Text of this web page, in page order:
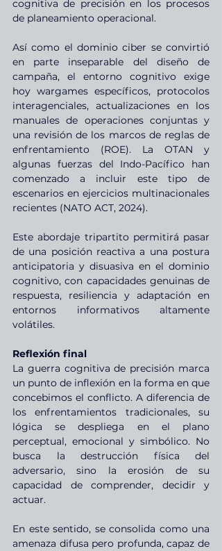
cognitiva de precisión en los procesos
de planeamiento operacional.
Así como el dominio ciber se convirtió
en parte inseparable del diseño de
campaña, el entorno cognitivo exige
hoy wargames específicos, protocolos
interagenciales, actualizaciones en los
manuales de operaciones conjuntas y
una revisión de los marcos de reglas de
enfrentamiento (ROE). La OTAN y
algunas fuerzas del Indo-Pacífico han
comenzado a incluir este tipo de
escenarios en ejercicios multinacionales
recientes (NATO ACT, 2024).
Este abordaje tripartito permitirá pasar
de una posición reactiva a una postura
anticipatoria y disuasiva en el dominio
cognitivo, con capacidades genuinas de
respuesta, resiliencia y adaptación en
entornos informativos altamente
volátiles.
Reflexión final
La guerra cognitiva de precisión marca
un punto de inflexión en la forma en que
concebimos el conflicto. A diferencia de
los enfrentamientos tradicionales, su
lógica se despliega en el plano
perceptual, emocional y simbólico. No
busca la destrucción física del
adversario, sino la erosión de su
capacidad de comprender, decidir y
actuar.
En este sentido, se consolida como una
amenaza difusa pero profunda, capaz de